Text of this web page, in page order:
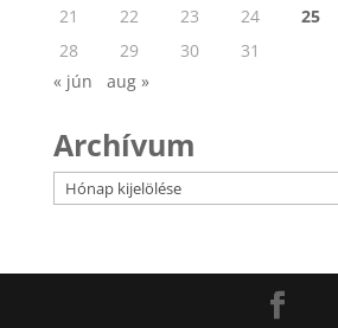
21
22 23 24 25
28
29 30
31
« jún
aug »
Archívum
Archívum